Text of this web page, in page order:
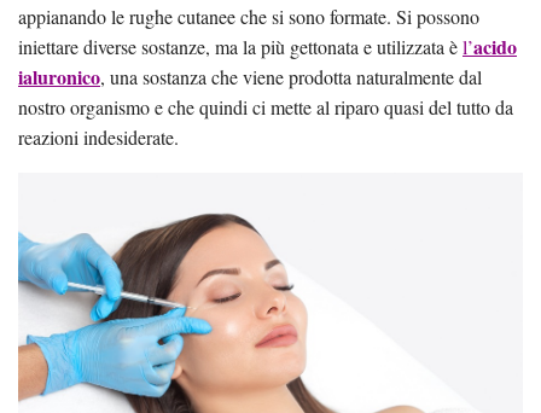
appianando le rughe cutanee che si sono formate. Si possono
iniettare diverse sostanze, ma la più gettonata e utilizzata èl’acido
ialuronico, una sostanza che viene prodotta naturalmente dal
nostro organismo e che quindi ci mette al riparo quasi del tutto da
reazioni indesiderate.